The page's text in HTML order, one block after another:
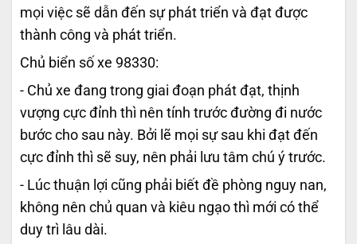
mọi việc sẽ dẫn đến sự phát triển và đạt được
thành công và phát triển.
Chủ biển số xe 98330:
- Chủ xe đang trong giai đoạn phát đạt, thịnh
vượng cực đỉnh thì nên tính trước đường đi nước
bước cho sau này. Bởi lẽ mọi sự sau khi đạt đến
cực đỉnh thì sẽ suy, nên phải lưu tâm chú ý trước.
- Lúc thuận lợi cũng phải biết đề phòng nguy nan,
không nên chủ quan và kiêu ngạo thì mới có thể
duy trì lâu dài.